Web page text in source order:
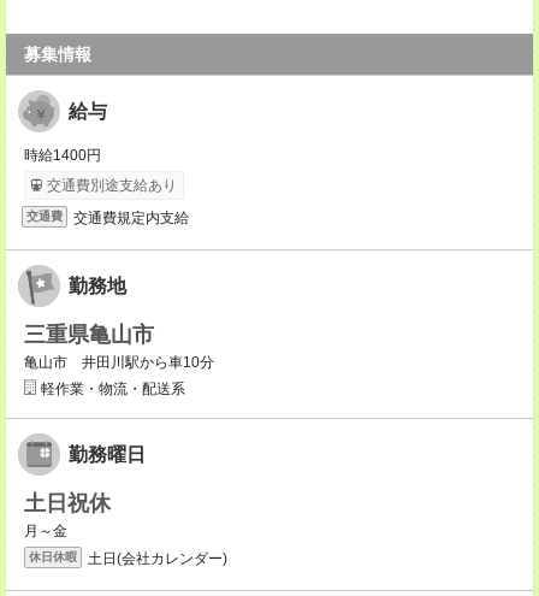
募集情報
給与
時給1400円
交通費別途支給あり
交通費 交通費規定内支給
勤務地
三重県亀山市
亀山市 井田川駅から車10分
軽作業・物流・配送系
勤務曜日
土日祝休
月～金
休日休暇 土日(会社カレンダー)